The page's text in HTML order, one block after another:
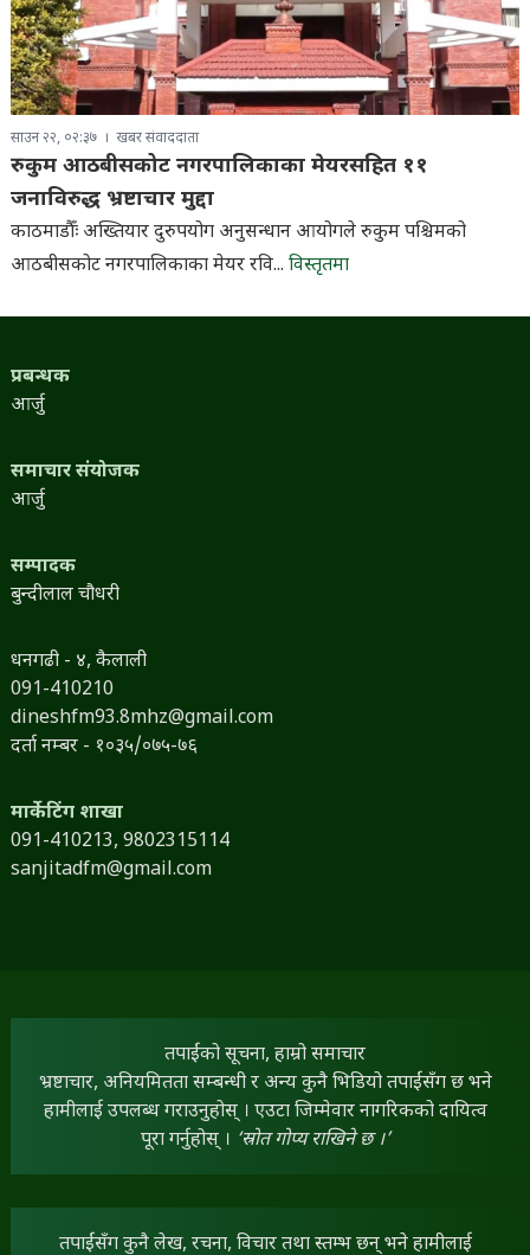
साउन २२, ०२:३७ खबर संवाददाता
रुकुम आठबीसकोट नगरपालिकाका मेयरसहित ११
जनाविरुद्ध भ्रष्टाचार मुद्दा
काठमाडौँः अख्तियार दुरुपयोग अनुसन्धान आयोगले रुकुम पश्चिमको
आठबीसकोट नगरपालिकाका मेयर रवि... विस्तृतमा
प्रबन्धक
आर्जु
समाचार संयोजक
आर्जु
सम्पादक
बुन्दीलाल चौधरी
धनगढी - ४, कैलाली
091-410210
dineshfm93.8mhz@gmail.com
दर्ता नम्बर - १०३५/०७५-७६
मार्केटिंग शाखा
091-410213, 9802315114
sanjitadfm@gmail.com
तपाईंको सूचना, हाम्रो समाचार
भ्रष्टाचार, अनियमितता सम्बन्धी र अन्य कुनै भिडियो तपाईंसँग छ भने
हामीलाई उपलब्ध गराउनुहोस् । एउटा जिम्मेवार नागरिकको दायित्व
पूरा गर्नुहोस् । ‘स्रोत गोप्य राखिने छ ।’
तपाईंसँग कुनै लेख, रचना, विचार तथा स्तम्भ छन् भने हामीलाई